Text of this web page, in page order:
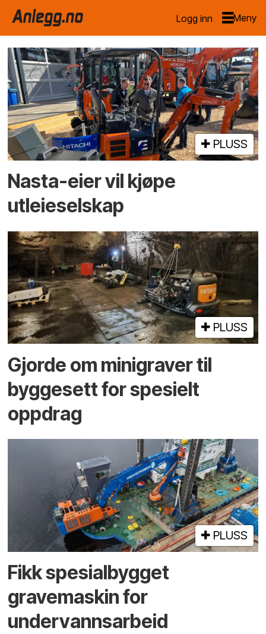
Logg inn
Emne:
nasta
PLUSS
Nasta-eier vil kjøpe
utleieselskap
PLUSS
Gjorde om minigraver til
byggesett for spesielt
oppdrag
PLUSS
Fikk spesialbygget
gravemaskin for
undervannsarbeid